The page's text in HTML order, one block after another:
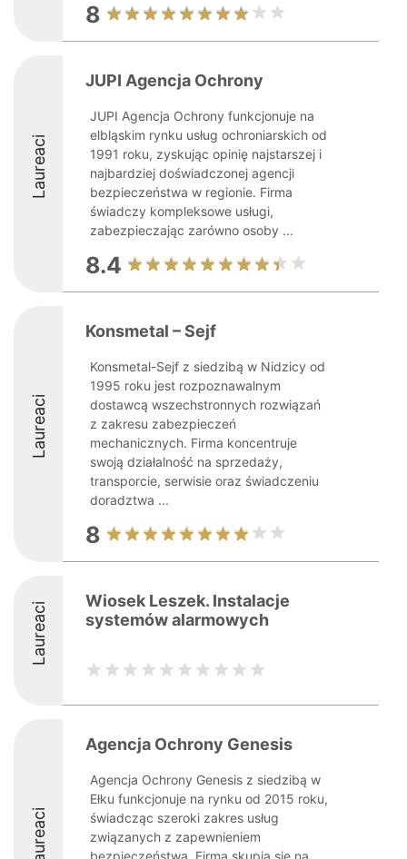
8
Laureaci
JUPI Agencja Ochrony
JUPI Agencja Ochrony funkcjonuje na
elbląskim rynku usług ochroniarskich od
1991 roku, zyskując opinię najstarszej i
najbardziej doświadczonej agencji
bezpieczeństwa w regionie. Firma
świadczy kompleksowe usługi,
zabezpieczając zarówno osoby ...
8.4
Laureaci
Konsmetal – Sejf
Konsmetal-Sejf z siedzibą w Nidzicy od
1995 roku jest rozpoznawalnym
dostawcą wszechstronnych rozwiązań
z zakresu zabezpieczeń
mechanicznych. Firma koncentruje
swoją działalność na sprzedaży,
transporcie, serwisie oraz świadczeniu
doradztwa ...
8
Laureaci
Wiosek Leszek. Instalacje
systemów alarmowych
Laureaci
Agencja Ochrony Genesis
Agencja Ochrony Genesis z siedzibą w
Ełku funkcjonuje na rynku od 2015 roku,
świadcząc szeroki zakres usług
związanych z zapewnieniem
bezpieczeństwa. Firma skupia się na